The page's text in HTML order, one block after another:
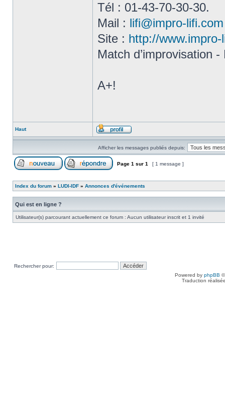
Tél : 01-43-70-30-30.
Mail : lifi@impro-lifi.com
Site : http://www.impro-
Match d’improvisation
A+!
Haut
Afficher les messages publiés depuis:
Page 1 sur 1 [ 1 message ]
Index du forum » LUDI-IDF » Annonces d'événements
Qui est en ligne ?
Utilisateur(s) parcourant actuellement ce forum : Aucun utilisateur inscrit et 1 invité
Rechercher pour:
Powered by phpBB
Traduction